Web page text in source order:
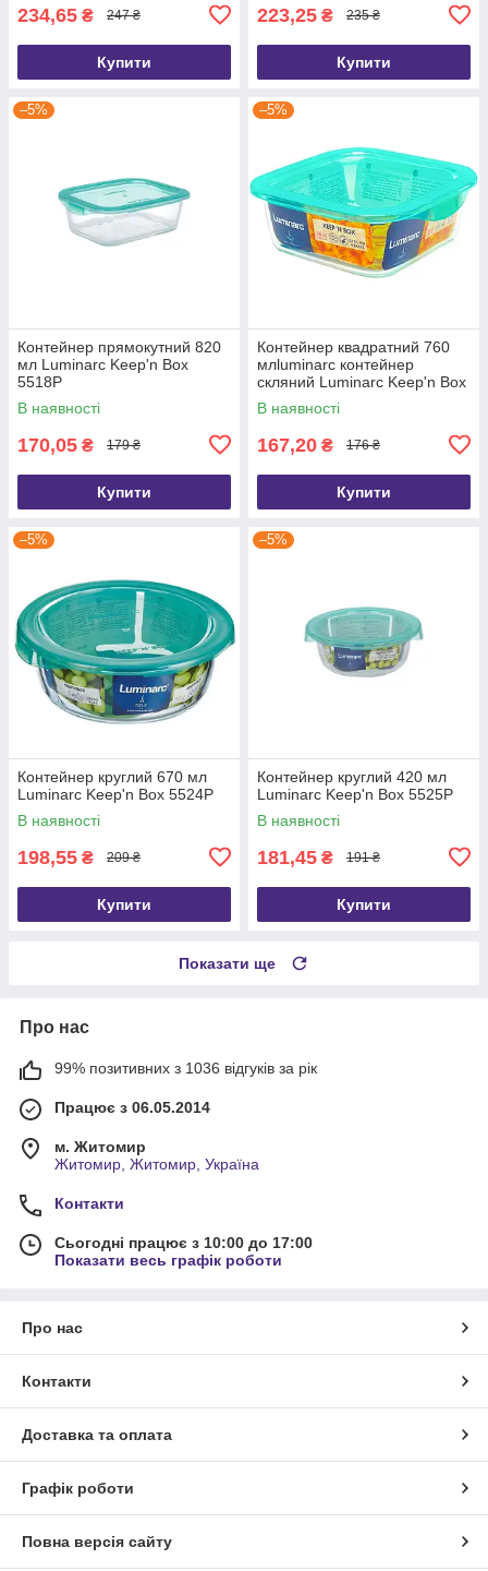
234,65 ₴ 247 ₴
Купити
223,25 ₴ 235 ₴
Купити
–5%
Контейнер прямокутний 820
мл Luminarc Keep'n Box
5518P
В наявності
170,05 ₴ 179 ₴
Купити
–5%
Контейнер квадратний 760
млluminarc контейнер
скляний Luminarc Keep'n Box
5521P
В наявності
167,20 ₴ 176 ₴
Купити
–5%
Контейнер круглий 670 мл
Luminarc Keep'n Box 5524P
В наявності
198,55 ₴ 209 ₴
Купити
–5%
Контейнер круглий 420 мл
Luminarc Keep'n Box 5525P
В наявності
181,45 ₴ 191 ₴
Купити
Показати ще
Про нас
99% позитивних з 1036 відгуків за рік
Працює з 06.05.2014
м. Житомир
Житомир, Житомир, Україна
Контакти
Сьогодні працює з 10:00 до 17:00
Показати весь графік роботи
Про нас
Контакти
Доставка та оплата
Графік роботи
Повна версія сайту